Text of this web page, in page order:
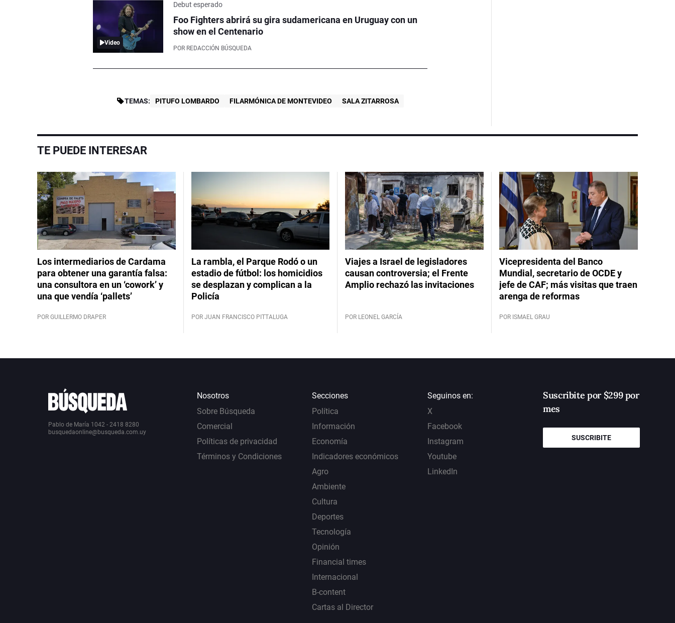
Video
Debut esperado
Foo Fighters abrirá su gira sudamericana en Uruguay con un
show en el Centenario
POR REDACCIÓN BÚSQUEDA
TEMAS: PITUFO LOMBARDO FILARMÓNICA DE MONTEVIDEO SALA ZITARROSA
TE PUEDE INTERESAR
Los intermediarios de Cardama
para obtener una garantía falsa:
una consultora en un ‘cowork’ y
una que vendía ‘pallets’
POR GUILLERMO DRAPER
La rambla, el Parque Rodó o un
estadio de fútbol: los homicidios
se desplazan y complican a la
Policía
POR JUAN FRANCISCO PITTALUGA
Viajes a Israel de legisladores
causan controversia; el Frente
Amplio rechazó las invitaciones
POR LEONEL GARCÍA
Vicepresidenta del Banco
Mundial, secretario de OCDE y
jefe de CAF; más visitas que traen
arenga de reformas
POR ISMAEL GRAU
Pablo de María 1042 - 2418 8280
busquedaonline@busqueda.com.uy
Nosotros
Sobre Búsqueda
Comercial
Políticas de privacidad
Términos y Condiciones
Secciones
Política
Información
Economía
Indicadores económicos
Agro
Ambiente
Cultura
Deportes
Tecnología
Opinión
Financial times
Internacional
B-content
Cartas al Director
Seguinos en:
X
Facebook
Instagram
Youtube
LinkedIn
Suscribite por $299 por
mes
SUSCRIBITE